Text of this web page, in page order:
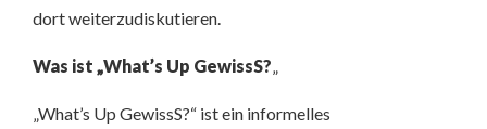
dort weiterzudiskutieren.
Was ist „What’s Up GewissS?„
„What’s Up GewissS?“ ist ein informelles